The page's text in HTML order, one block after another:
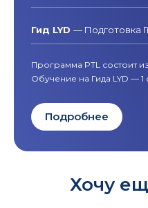
Гид LYD — Подготовка
Программа PTL состоит
Обучение на Гида LYD — 1
Подробнее
Хочу